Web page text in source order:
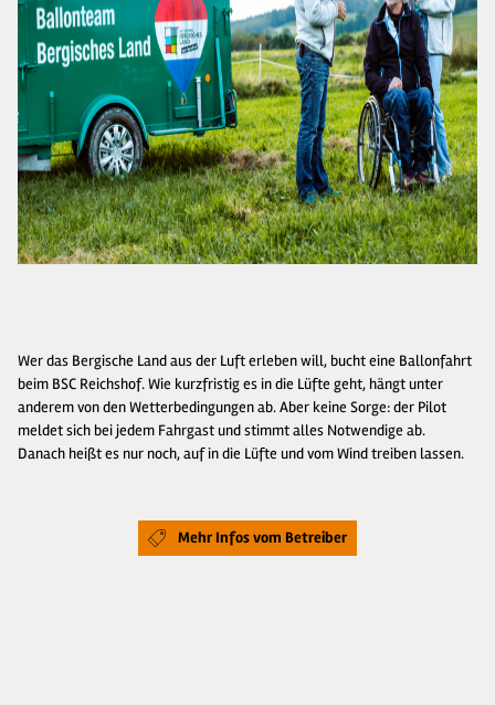
Wer das Bergische Land aus der Luft erleben will, bucht eine Ballonfahrt
beim BSC Reichshof. Wie kurzfristig es in die Lüfte geht, hängt unter
anderem von den Wetterbedingungen ab. Aber keine Sorge: der Pilot
meldet sich bei jedem Fahrgast und stimmt alles Notwendige ab.
Danach heißt es nur noch, auf in die Lüfte und vom Wind treiben lassen.
Mehr Infos vom Betreiber